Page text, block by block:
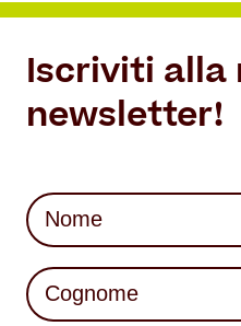
Iscriviti alla
newsletter!
Nome
(Required)